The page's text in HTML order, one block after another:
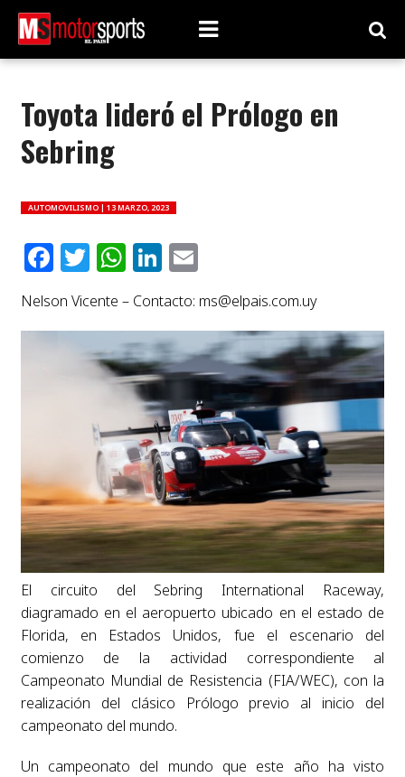
Toyota lideró el Prólogo en
Sebring
AUTOMOVILISMO | 13 MARZO, 2023
Facebook
Twitter
WhatsApp
LinkedIn
Email
Nelson Vicente – Contacto: ms@elpais.com.uy
El circuito del Sebring International Raceway,
diagramado en el aeropuerto ubicado en el estado de
Florida, en Estados Unidos, fue el escenario del
comienzo de la actividad correspondiente al
Campeonato Mundial de Resistencia (FIA/WEC), con la
realización del clásico Prólogo previo al inicio del
campeonato del mundo.
Un campeonato del mundo que este año ha visto